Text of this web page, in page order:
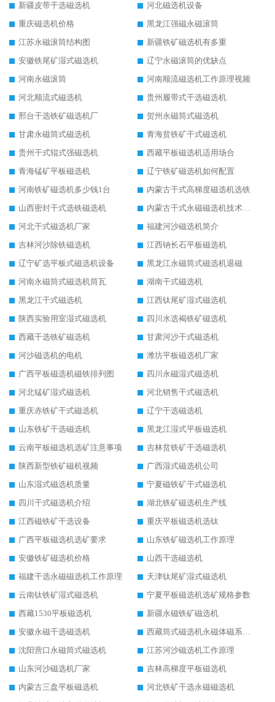
新疆皮带干选磁选机
河北磁选机设备
重庆磁选机价格
黑龙江强磁永磁滚筒
江苏永磁滚筒结构图
新疆铁矿磁选机有多重
安徽铁尾矿湿式磁选机
辽宁永磁滚筒的优缺点
河南永磁滚筒
河南顺流磁选机工作原理视频
河北顺流式磁选机
贵州履带式干选磁选机
邢台干选铁矿磁选机厂
贺州永磁筒式磁选机
甘肃永磁筒式磁选机
青海贫铁矿干式磁选机
贵州干式辊式强磁选机
西藏平板磁选机适用场合
青海锰矿平板磁选机
辽宁铁矿磁选机如何配置
河南铁矿磁选机多少钱1台
内蒙古干式高梯度磁选机选铁
山西密封干式选铁磁选机
内蒙古干式永磁磁选机技术要求
河北干式磁选机厂家
福建河沙磁选机简介
吉林河沙除铁磁选机
江西钠长石平板磁选机
辽宁矿选平板式磁选机设备
黑龙江永磁筒式磁选机退磁
河南永磁筒式磁选机筒瓦
湖南干式磁选机
黑龙江干式磁选机
江西钛尾矿湿式磁选机
陕西实验用室湿式磁选机
四川水选褐铁矿磁选机
西藏干选铁矿磁选机
甘肃河沙干式磁选机
河沙磁选机的电机
潍坊平板磁选机厂家
广西平板磁选机磁铁排列图
四川永磁湿式磁选机
河北锰矿湿式磁选机
河北销售干式磁选机
重庆赤铁矿干式磁选机
辽宁干选磁选机
山东铁矿干选磁选机
黑龙江湿式平板磁选机
云南平板磁选机选矿注意事项
吉林贫铁矿干选磁选机
陕西新型铁矿磁机视频
广西湿式磁选机公司
山东湿式磁选机质量
宁夏磁铁矿干式磁选机
四川干式磁选机介绍
湖北铁矿磁选机生产线
江西磁铁矿干选设备
重庆平板磁选机选钛
广西平板磁选机选矿要求
山东铁矿磁选机工作原理
安徽铁矿磁选机价格
山西干选磁选机
福建干选永磁磁选机工作原理
天津钛尾矿湿式磁选机
云南钛铁矿湿式磁选机
宁夏平板磁选机选矿规格参数
西藏1530平板磁选机
新疆永磁铁矿磁选机
安徽永磁干选磁选机
西藏筒式磁选机永磁体磁系设计
沈阳营口永磁筒式磁选机
江苏河沙磁选机工作原理
山东河沙磁选机厂家
吉林高梯度平板磁选机
内蒙古三盘平板磁选机
河北铁矿干选永磁磁选机